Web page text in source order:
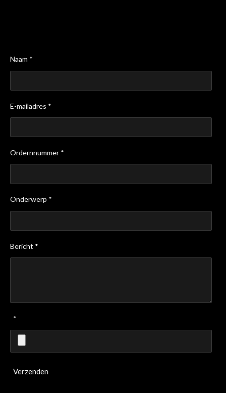
Naam *
E-mailadres *
Ordernnummer *
Onderwerp *
Bericht *
*
Verzenden